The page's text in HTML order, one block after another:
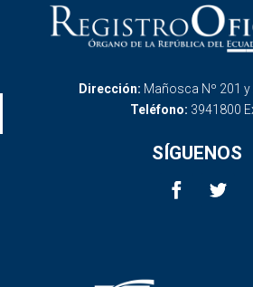
Dirección: Mañosca Nº 201 y
Teléfono: 3941800
SÍGUENOS